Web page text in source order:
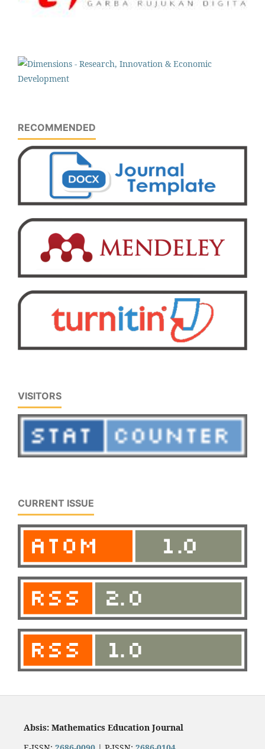
RECOMMENDED
VISITORS
CURRENT ISSUE
Absis: Mathematics Education Journal